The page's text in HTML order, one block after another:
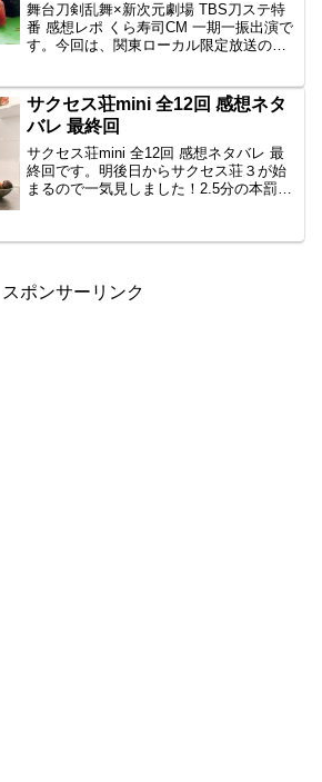
舞台刀剣乱舞×新次元劇場 TBS刀ステ特
番 感想レポ くら寿司CM 一期一振出演で
す。今回は、関東ローカル限定放送の番
レポ原作ゲームや刀剣に興味を持つ女性
が増え、380...
サクセス荘mini 全12回 感想ネタ
バレ 最終回
サクセス荘mini 全12回 感想ネタバレ 最
終回です。明後日からサクセス荘３が始
まるので一気見しました！2.5分の本罰一
なのでOPとEDはありません。本番の後
スポンサーリンク